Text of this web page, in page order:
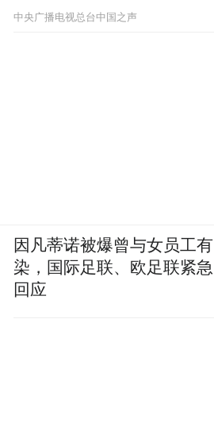
中央广播电视总台中国之声
因凡蒂诺被爆曾与女员工有
染，国际足联、欧足联紧急
回应